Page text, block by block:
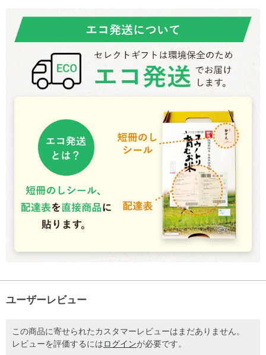
ユーザーレビュー
この商品に寄せられたカスタマーレビューはまだありません。
レビューを評価するには ログインが必要です。